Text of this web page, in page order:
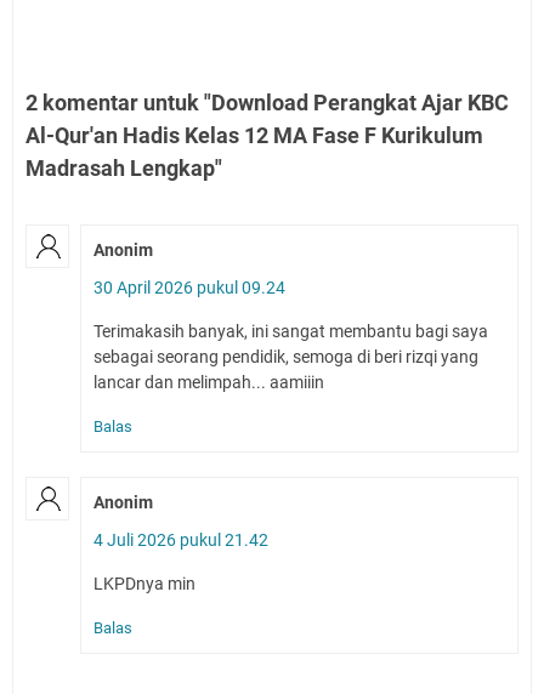
2 komentar untuk "Download Perangkat Ajar KBC
Al-Qur'an Hadis Kelas 12 MA Fase F Kurikulum
Madrasah Lengkap"
Anonim
30 April 2026 pukul 09.24
Terimakasih banyak, ini sangat membantu bagi saya
sebagai seorang pendidik, semoga di beri rizqi yang
lancar dan melimpah... aamiiin
Balas
Anonim
4 Juli 2026 pukul 21.42
LKPDnya min
Balas